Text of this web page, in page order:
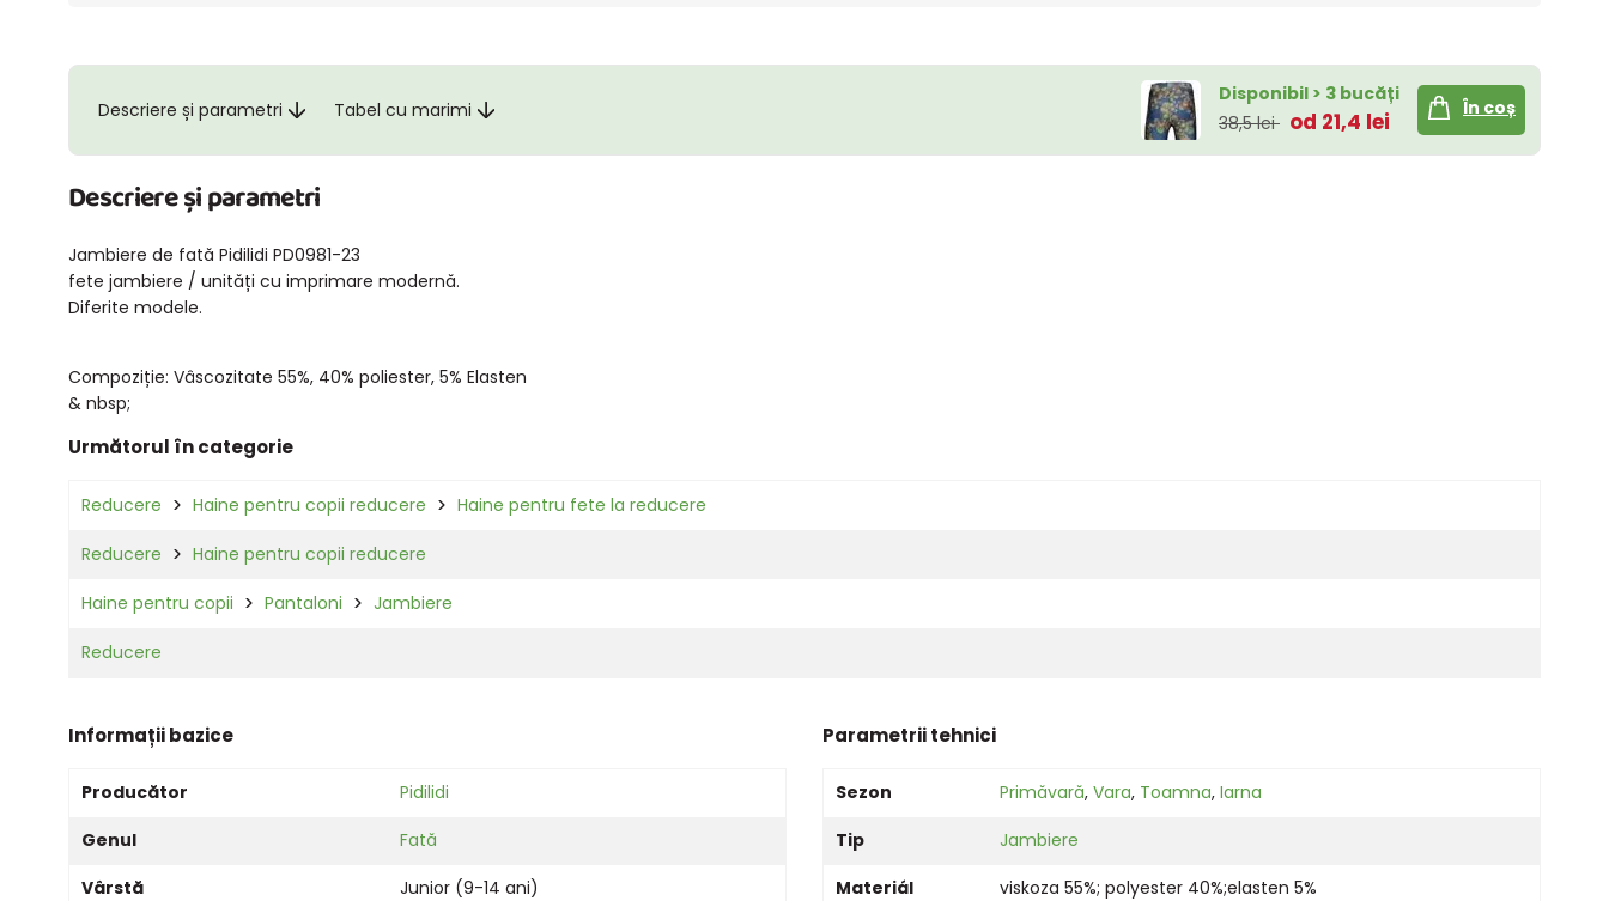
Descriere și parametri Tabel cu marimi
Disponibil > 3 bucăți
38,5 lei od 21,4 lei
În coș
Descriere și parametri
Jambiere de fată Pidilidi PD0981-23
fete jambiere / unități cu imprimare modernă.
Diferite modele.
Compoziție: Vâscozitate 55%, 40% poliester, 5% Elasten
& nbsp;
Următorul în categorie
Reducere Haine pentru copii reducere Haine pentru fete la reducere
Reducere Haine pentru copii reducere
Haine pentru copii Pantaloni Jambiere
Reducere
Informații bazice
Producător
Pidilidi
Genul
Fată
Vârstă
Junior (9-14 ani)
Parametrii tehnici
Sezon Primăvară, Vara, Toamna, Iarna
Tip
Jambiere
Materiál
viskoza 55%; polyester 40%;elasten 5%